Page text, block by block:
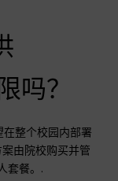
吗？
整个校园内部署
由院校购买并管
套餐。.